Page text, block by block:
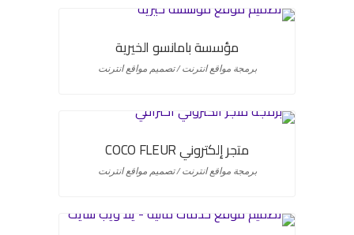
مؤسسة بامانسو الخيرية
برمجة مواقع انترنت / تصميم مواقع انترنت
متجر إلكتروني COCO FLEUR
برمجة مواقع انترنت / تصميم مواقع انترنت